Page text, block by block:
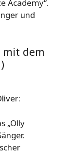
Academy“.
und
dem
„Olly